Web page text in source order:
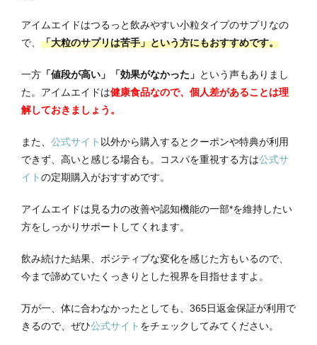
アイムエイドはつるっと飲みやすい小粒タイプのサプリなの
で、 「大粒のサプリは苦手」という方にもおすすめです。
一方 「値段が高い」「効果がなかった」 という声もありまし
た。アイムエイドは健康食品なので、個人差があることは理
解しておきましょう。
また、 公式サイト 以外から購入するとクーポンや特典が利用
できず、高いと感じる場合も。コスパを重視する方は公式サ
イトの定期購入がおすすめです。
アイムエイドは見る力の改善や認知機能の一部*を維持したい
方をしっかりサポートしてくれます。
飲み続けた結果、ポジティブな変化を感じた方もいるので、
今まで諦めていたくっきりとした視界を目指せますよ。
万が一、体に合わなかったとしても、365日返金保証が利用で
きるので、ぜひ公式サイト をチェックしてみてください。